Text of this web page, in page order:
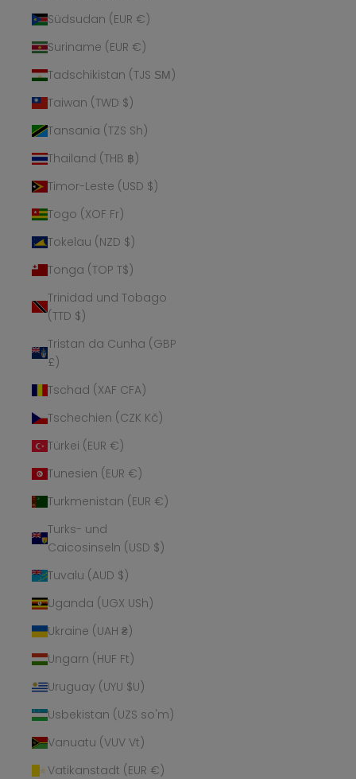
Südsudan (EUR €)
Suriname (EUR €)
Tadschikistan (TJS ЅМ)
Taiwan (TWD $)
Tansania (TZS Sh)
Thailand (THB ฿)
Timor-Leste (USD $)
Togo (XOF Fr)
Tokelau (NZD $)
Tonga (TOP T$)
Trinidad und Tobago
(TTD $)
Tristan da Cunha (GBP
£)
Tschad (XAF CFA)
Tschechien (CZK Kč)
Türkei (EUR €)
Tunesien (EUR €)
Turkmenistan (EUR €)
Turks- und
Caicosinseln (USD $)
Tuvalu (AUD $)
Uganda (UGX USh)
Ukraine (UAH ₴)
Ungarn (HUF Ft)
Uruguay (UYU $U)
Usbekistan (UZS so'm)
Vanuatu (VUV Vt)
Vatikanstadt (EUR €)